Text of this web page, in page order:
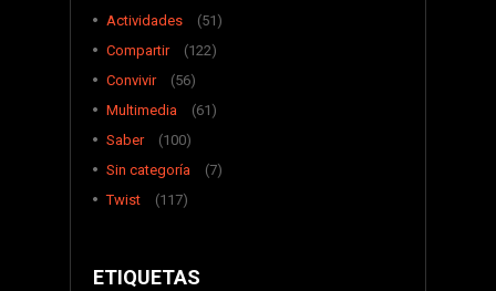
Actividades
(51)
Compartir
(122)
Convivir
(56)
Multimedia
(61)
Saber
(100)
Sin categoría
(7)
Twist
(117)
ETIQUETAS